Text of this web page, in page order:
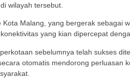
wilayah tersebut.
Malang, yang bergerak sebagai
yang kian dipercepat
sebelumnya telah sukses
otomatis mendorong perluasan